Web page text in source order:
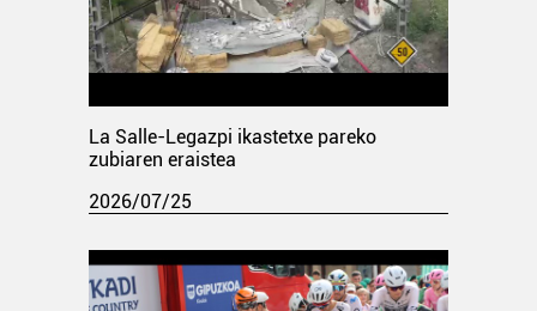
La Salle-Legazpi ikastetxe pareko
zubiaren eraistea
2026/07/25